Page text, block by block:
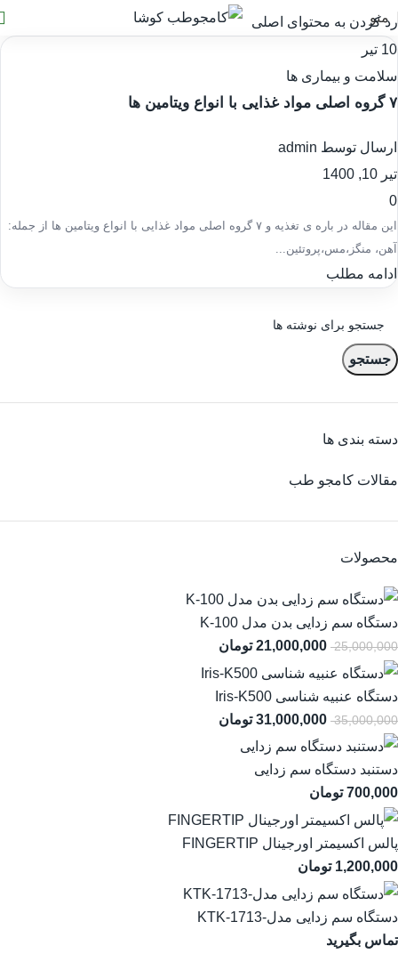
رد کردن به محتوای اصلی
منو
10 تیر
سلامت و بیماری ها
۷ گروه اصلی مواد غذایی با انواع ویتامین ها
ارسال توسط admin
تیر 10, 1400
0
این مقاله در باره ی تغذیه و ۷ گروه اصلی مواد غذایی با انواع ویتامین ها از جمله:
آهن، منگز،مس،پروتئین...
ادامه مطلب
جستجو
دسته بندی ها
مقالات کامجو طب
محصولات
دستگاه سم زدایی بدن مدل K-100
25,000,000
21,000,000 تومان
دستگاه عنبیه شناسی Iris-K500
35,000,000
31,000,000 تومان
دستنبد دستگاه سم زدایی
700,000 تومان
پالس اکسیمتر اورجینال FINGERTIP
1,200,000 تومان
دستگاه سم زدایی مدل-KTK-1713
تماس بگیرید